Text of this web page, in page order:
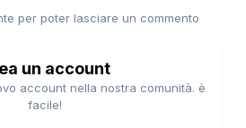
per poter lasciare un commento
un account
account nella nostra comunità. è
facile!